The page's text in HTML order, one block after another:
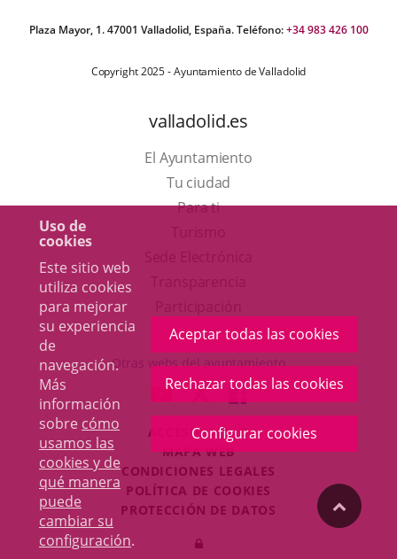
Uso de
cookies
Este sitio web
utiliza cookies
para mejorar
su experiencia
de
navegación.
Más
información
sobre cómo
usamos las
cookies y de
qué manera
puede
cambiar su
configuración.
Aceptar todas las cookies
Rechazar todas las cookies
Configurar cookies
Plaza Mayor, 1. 47001 Valladolid, España. Teléfono:+34 983 426 100
Copyright 2025 - Ayuntamiento de Valladolid
valladolid.es
El Ayuntamiento
Tu ciudad
Para ti
en
una
ventana
nueva.
aplicación
externa.
Otras webs del ayuntamiento
ENLACE
A
UNA
APLICACIÓN
EXTERNA.
ENLACE
A
UNA
APLICACIÓN
EXTERNA.
ENLACE
A
UNA
EXTERNA.
ACCESIBILIDAD
MAPA WEB
CONDICIONES LEGALES
POLÍTICA DE COOKIES
PROTECCIÓN DE DATOS
Iniciar
"Volver